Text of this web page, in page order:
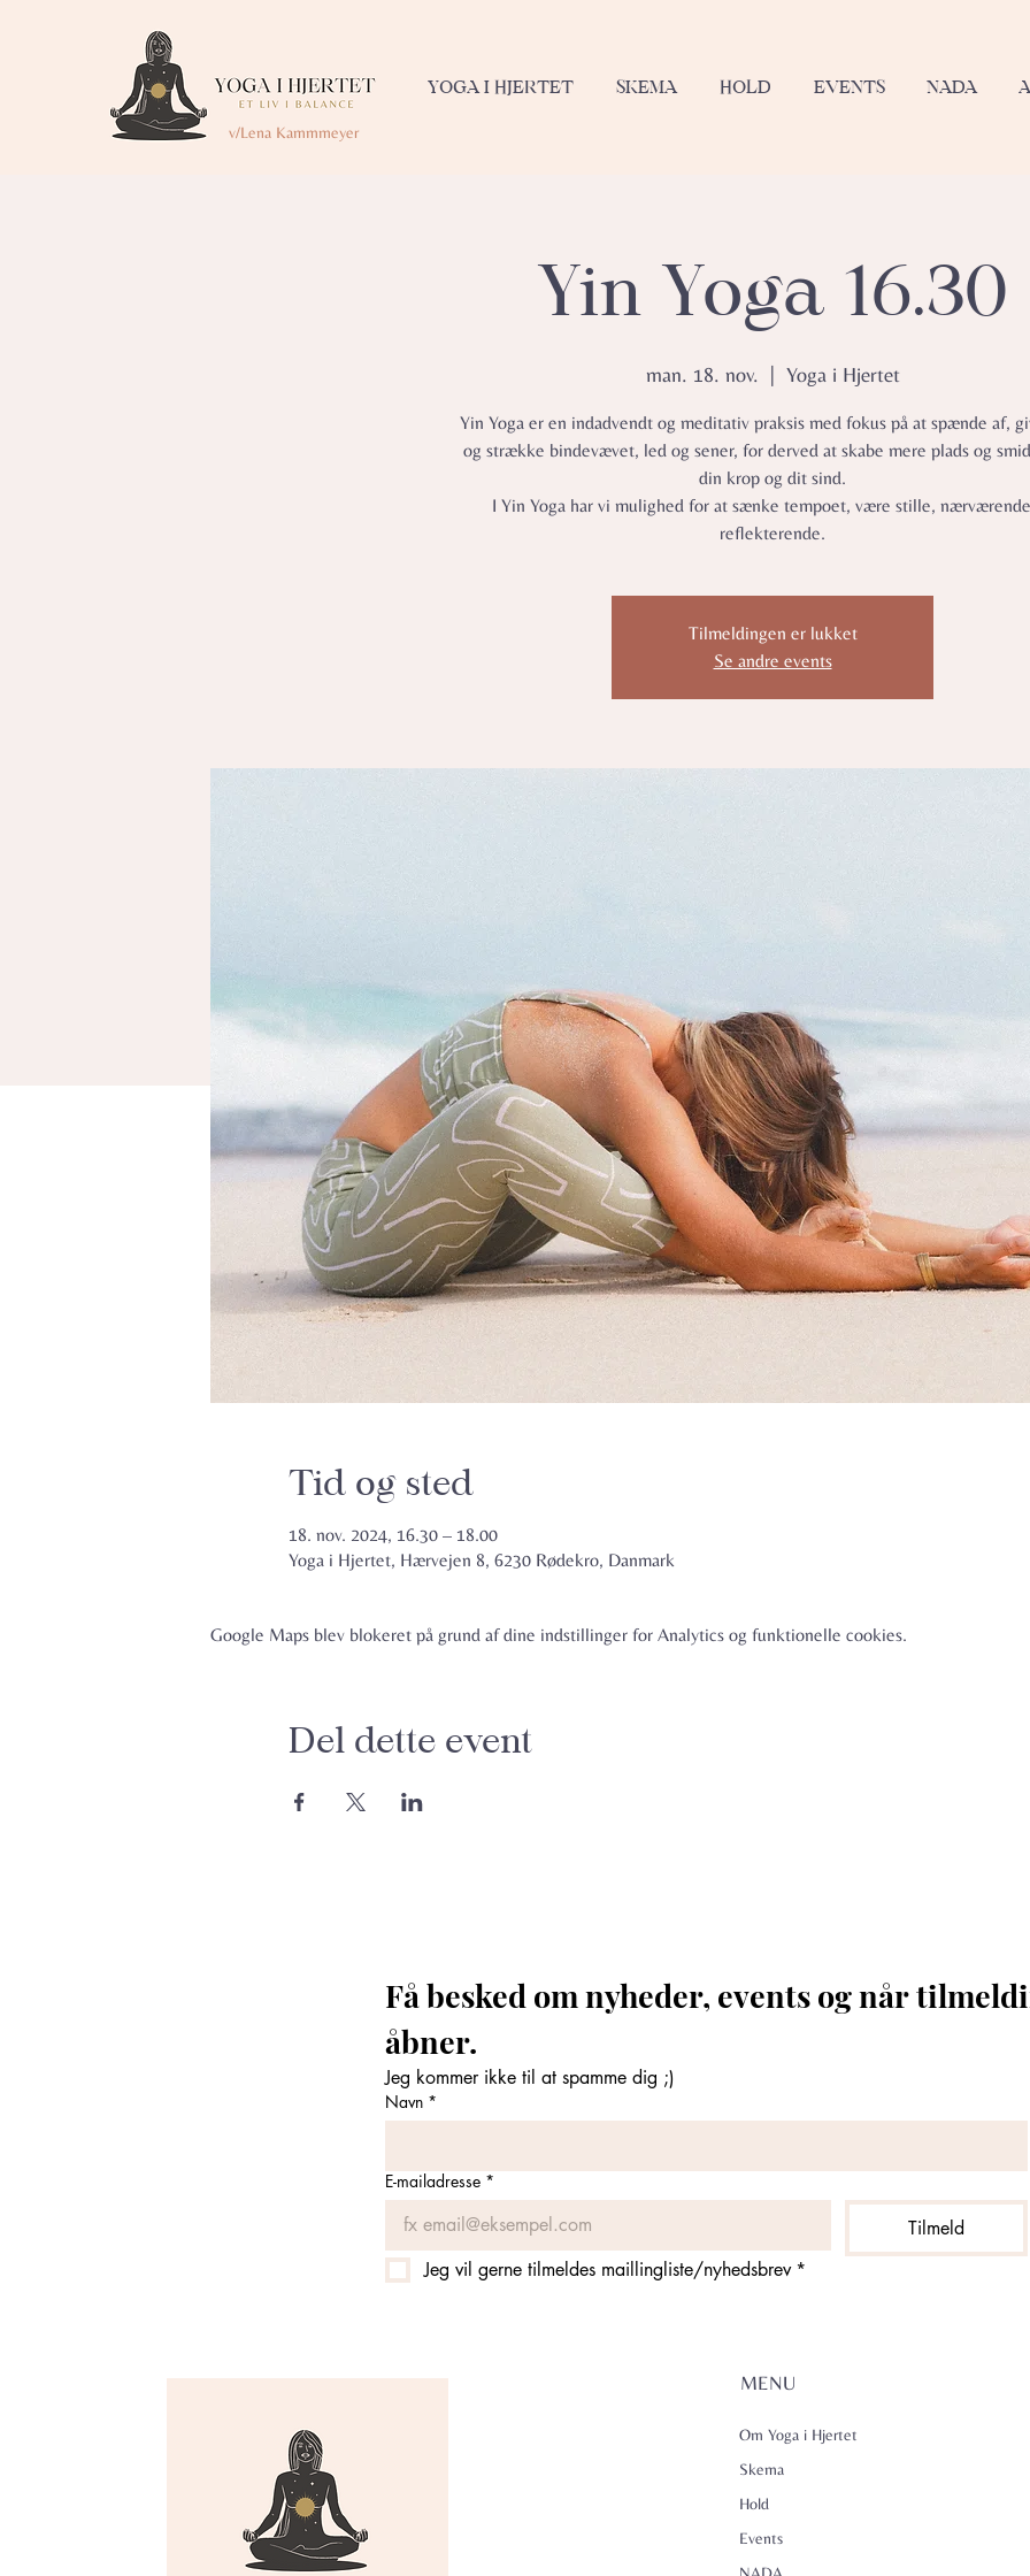
v/Lena Kammmeyer
YOGA I HJERTET SKEMA HOLD EVENTS NADA
Yin Yoga 16.30
man. 18. nov. Yoga i Hjertet
Yin Yoga er en indadvendt og meditativ praksis med fokus på at spænde af,
og strække bindevævet, led og sener, for derved at skabe mere plads og
din krop og dit sind.
I Yin Yoga har vi mulighed for at sænke tempoet, være stille,
reflekterende.
Tilmeldingen er lukket
Se andre events
Tid og sted
18. nov. 2024, 16.30 – 18.00
Yoga i Hjertet, Hærvejen 8, 6230 Rødekro, Danmark
Google Maps blev blokeret på grund af dine indstillinger for Analytics og funktionelle cookies.
Del dette event
Få besked om nyheder, events og når
Jeg kommer ikke til at spamme dig ;)
Navn *
E-mailadresse *
Tilmeld
Jeg vil gerne tilmeldes maillingliste/nyhedsbrev *
MENU
Om Yoga i Hjertet
Skema
Hold
Events